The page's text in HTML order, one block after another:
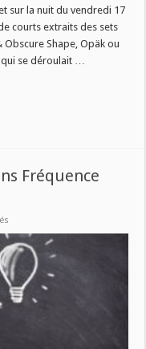
sur la nuit du vendredi 17
courts extraits des sets
Obscure Shape, Opäk ou
se déroulait …
Fréquence
Forma
:
jeudi
dans
Fréquence
Associations